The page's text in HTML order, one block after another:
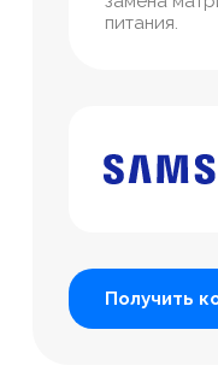
питания.
Получить